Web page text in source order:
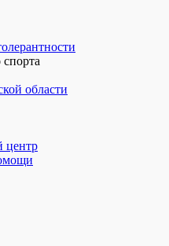
области
центр